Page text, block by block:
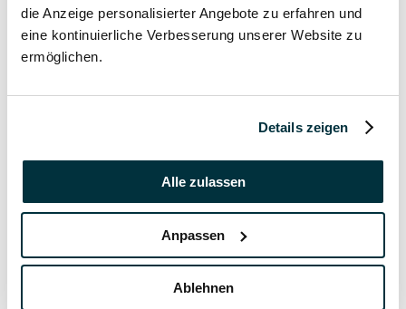
die Anzeige personalisierter Angebote zu erfahren und
eine kontinuierliche Verbesserung unserer Website zu
ermöglichen.
Details zeigen
Alle zulassen
Anpassen
Ablehnen
17 August 2022
Was dürfen Katzen nicht essen?
Katzen
Vitamin B für den Hund: Für was ist es wichtig?
Hunde
13 August 2022